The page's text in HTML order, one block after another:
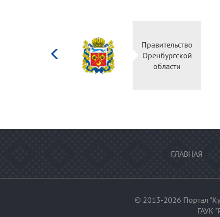
Министерство
культуры
Российской
федерации
ГЛАВНАЯ
© 2013-2026 Портал
ГАУК